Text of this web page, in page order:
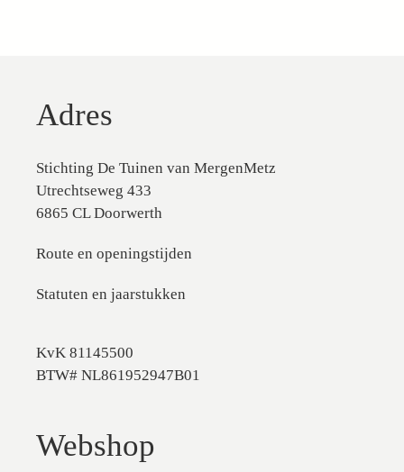
Adres
Stichting De Tuinen van MergenMetz
Utrechtseweg 433
6865 CL Doorwerth
Route en openingstijden
Statuten en jaarstukken
KvK 81145500
BTW# NL861952947B01
Webshop